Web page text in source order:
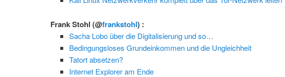
Frank Stohl(@frankstohl) :
Sacha Lobo über die Digitalisierung und so…
Bedingungsloses Grundeinkommen und die Ungleichheit
Tatort absetzen?
Internet Explorer am Ende